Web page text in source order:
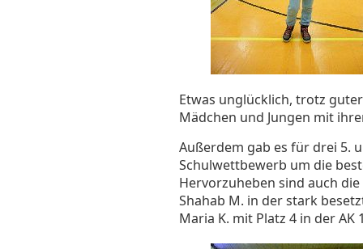
Etwas unglücklich, trotz
Mädchen und Jungen mit
Außerdem gab es für drei 5.
Schulwettbewerb um die
Hervorzuheben sind auch
Shahab M. in der stark
Maria K. mit Platz 4 in der AK